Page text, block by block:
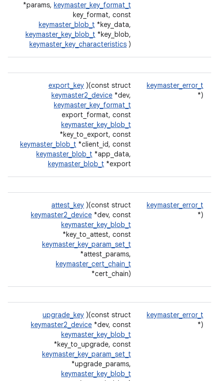
*params, keymaster_key_format_t
key_format, const
keymaster_blob_t *key_data,
keymaster_key_blob_t *key_blob,
keymaster_key_characteristics )
keymaster_error_t
(*
export_key )(const struct
keymaster2_device *dev,
keymaster_key_format_t
export_format, const
keymaster_key_blob_t
*key_to_export, const
keymaster_blob_t *client_id, const
keymaster_blob_t *app_data,
keymaster_blob_t *export
keymaster_error_t
(*
attest_key )(const struct
keymaster2_device *dev, const
keymaster_key_blob_t
*key_to_attest, const
keymaster_key_param_set_t
*attest_params,
keymaster_cert_chain_t
*cert_chain)
keymaster_error_t
(*
upgrade_key )(const struct
keymaster2_device *dev, const
keymaster_key_blob_t
*key_to_upgrade, const
keymaster_key_param_set_t
*upgrade_params,
keymaster_key_blob_t